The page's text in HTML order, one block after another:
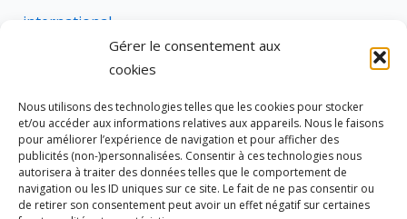
Gérer le consentement aux
cookies
Nous utilisons des technologies telles que les cookies pour stocker
et/ou accéder aux informations relatives aux appareils. Nous le faisons
pour améliorer l’expérience de navigation et pour afficher des
publicités (non-)personnalisées. Consentir à ces technologies nous
autorisera à traiter des données telles que le comportement de
navigation ou les ID uniques sur ce site. Le fait de ne pas consentir ou
de retirer son consentement peut avoir un effet négatif sur certaines
international
rural
social
succession